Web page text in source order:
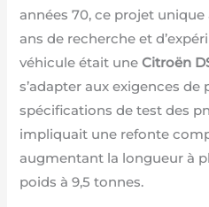
années 70, ce projet
ans de recherche et
véhicule était uneCitroën
s’adapter aux exigences
spécifications de test des
impliquait une refonte
augmentant la longueur à
poids à 9,5 tonnes.